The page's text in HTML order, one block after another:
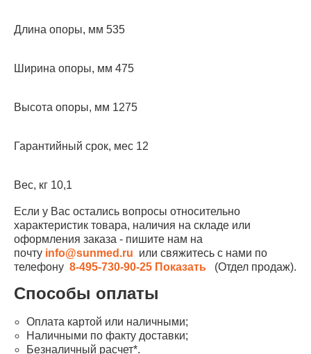
Длина опоры, мм 535
Ширина опоры, мм 475
Высота опоры, мм 1275
Гарантийный срок, мес 12
Вес, кг 10,1
Если у Вас остались вопросы относительно
характеристик товара, наличия на складе или
оформления заказа - пишите нам на
почту info@sunmed.ru или свяжитесь с нами по
телефону 8-495-730-90-25 Показать (Отдел продаж).
Способы оплаты
Оплата картой или наличными;
Наличными по факту доставки;
Безналичный расчет*.